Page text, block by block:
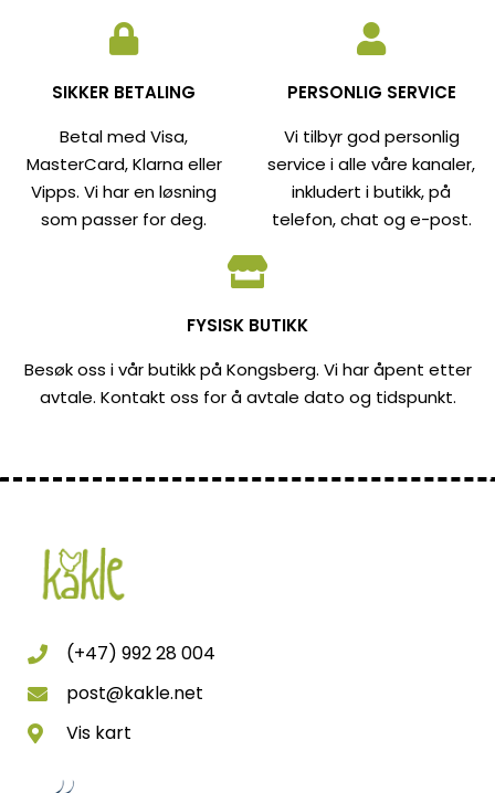
SIKKER BETALING
Betal med Visa,
MasterCard, Klarna eller
Vipps. Vi har en løsning
som passer for deg.
PERSONLIG SERVICE
Vi tilbyr god personlig
service i alle våre kanaler,
inkludert i butikk, på
telefon, chat og e-post.
FYSISK BUTIKK
Besøk oss i vår butikk på Kongsberg. Vi har åpent etter
avtale. Kontakt oss for å avtale dato og tidspunkt.
(+47) 992 28 004
post@kakle.net
Vis kart